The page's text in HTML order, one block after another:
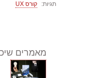
תגיות: קורס UX
מאמרים